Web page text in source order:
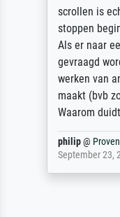
Ehefrau sein
auch
zugestellt
Jürgen@
April 22, 2026